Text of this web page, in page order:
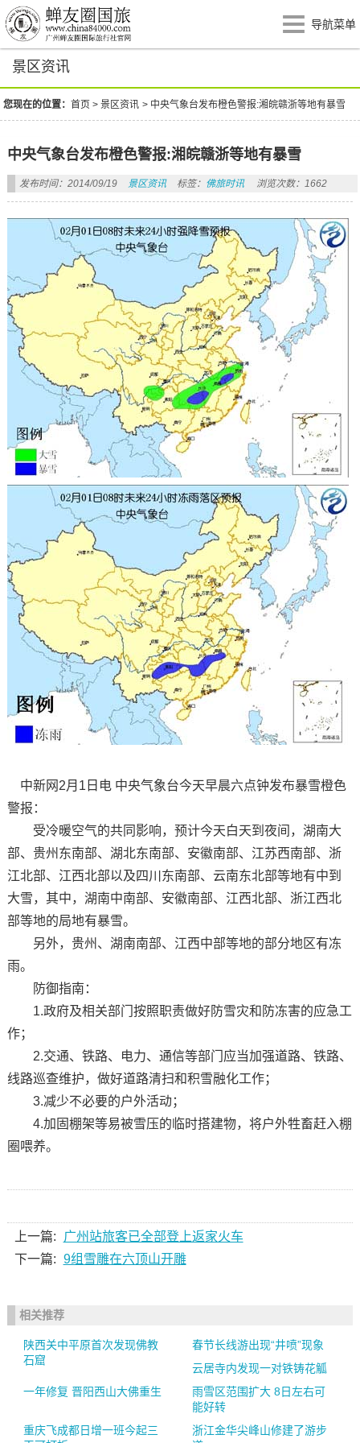
导航菜单
景区资讯
您现在的位置：首页 >景区资讯 > 中央气象台发布橙色警报:湘皖赣浙等地有暴雪
中央气象台发布橙色警报:湘皖赣浙等地有暴雪
发布时间：2014/09/19 景区资讯 标签： 佛旅时讯 浏览次数：1662
中新网2月1日电 中央气象台今天早晨六点钟发布暴雪橙色
警报：
受冷暖空气的共同影响，预计今天白天到夜间，湖南大
部、贵州东南部、湖北东南部、安徽南部、江苏西南部、浙
江北部、江西北部以及四川东南部、云南东北部等地有中到
大雪，其中，湖南中南部、安徽南部、江西北部、浙江西北
部等地的局地有暴雪。
另外，贵州、湖南南部、江西中部等地的部分地区有冻
雨。
防御指南：
1.政府及相关部门按照职责做好防雪灾和防冻害的应急工
作；
2.交通、铁路、电力、通信等部门应当加强道路、铁路、
线路巡查维护，做好道路清扫和积雪融化工作；
3.减少不必要的户外活动；
4.加固棚架等易被雪压的临时搭建物，将户外牲畜赶入棚
圈喂养。
上一篇:
广州站旅客已全部登上返家火车
下一篇: 9组雪雕在六顶山开雕
相关推荐
陕西关中平原首次发现佛教
石窟
春节长线游出现“井喷”现象
云居寺内发现一对铁铸花觚
一年修复 晋阳西山大佛重生
雨雪区范围扩大 8日左右可
能好转
重庆飞成都日增一班今起三
浙江金华尖峰山修建了游步